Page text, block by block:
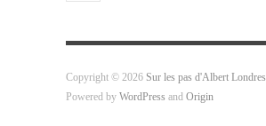
Copyright © 2026 Sur les pas d'Albert Londres
Powered by WordPress and Origin